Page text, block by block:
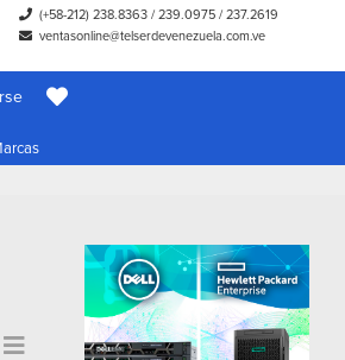
(+58-212) 238.8363 /239.0975 /237.2619
ventasonline@telserdevenezuela.com.ve